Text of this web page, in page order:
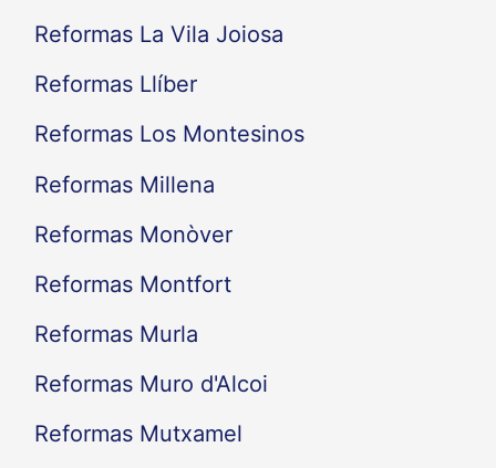
Reformas La Vila Joiosa
Reformas Llíber
Reformas Los Montesinos
Reformas Millena
Reformas Monòver
Reformas Montfort
Reformas Murla
Reformas Muro d'Alcoi
Reformas Mutxamel